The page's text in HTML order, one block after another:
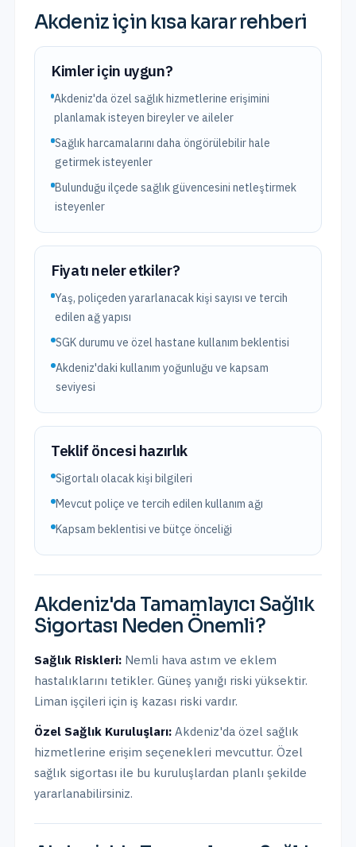
Akdeniziçin kısa karar rehberi
Kimler için uygun?
Akdeniz'da özel sağlık hizmetlerine erişimini
planlamak isteyen bireyler ve aileler
Sağlık harcamalarını daha öngörülebilir hale
getirmek isteyenler
Bulunduğu ilçede sağlık güvencesini netleştirmek
isteyenler
Fiyatı neler etkiler?
Yaş, poliçeden yararlanacak kişi sayısı ve tercih
edilen ağ yapısı
SGK durumu ve özel hastane kullanım beklentisi
Akdeniz'daki kullanım yoğunluğu ve kapsam
seviyesi
Teklif öncesi hazırlık
Sigortalı olacak kişi bilgileri
Mevcut poliçe ve tercih edilen kullanım ağı
Kapsam beklentisi ve bütçe önceliği
Akdeniz'da Tamamlayıcı Sağlık
Sigortası Neden Önemli?
Sağlık Riskleri: Nemli hava astım ve eklem
hastalıklarını tetikler. Güneş yanığı riski yüksektir.
Liman işçileri için iş kazası riski vardır.
Özel Sağlık Kuruluşları: Akdeniz'da özel sağlık
hizmetlerine erişim seçenekleri mevcuttur. Özel
sağlık sigortası ile bu kuruluşlardan planlı şekilde
yararlanabilirsiniz.